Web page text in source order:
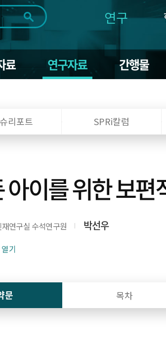
1개월 3개월 1년
~
연구
료 연구자료 간행물
리포트 SPRi칼럼
이를 위한 보
재연구실 수석연구원 박선우
기
문 목차